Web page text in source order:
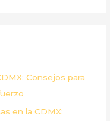
Consejos para
en la CDMX: